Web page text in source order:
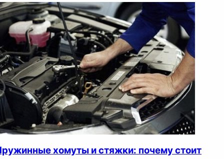
хомуты и стяжки: почему стоит